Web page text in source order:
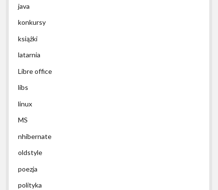
java
konkursy
książki
latarnia
Libre office
libs
linux
MS
nhibernate
oldstyle
poezja
polityka